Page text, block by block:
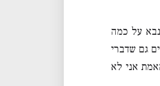
על כמה
גם שדברי
אני לא